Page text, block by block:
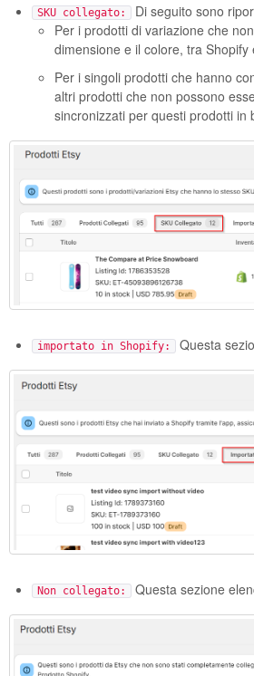
SKU collegato: Di seguito sono
Per i prodotti di variazione che
dimensione e il colore, tra
Per i singoli prodotti che hanno
altri prodotti che non possono
sincronizzati per questi prodotti in
importato in Shopify: Questa
Non collegato: Questa sezione